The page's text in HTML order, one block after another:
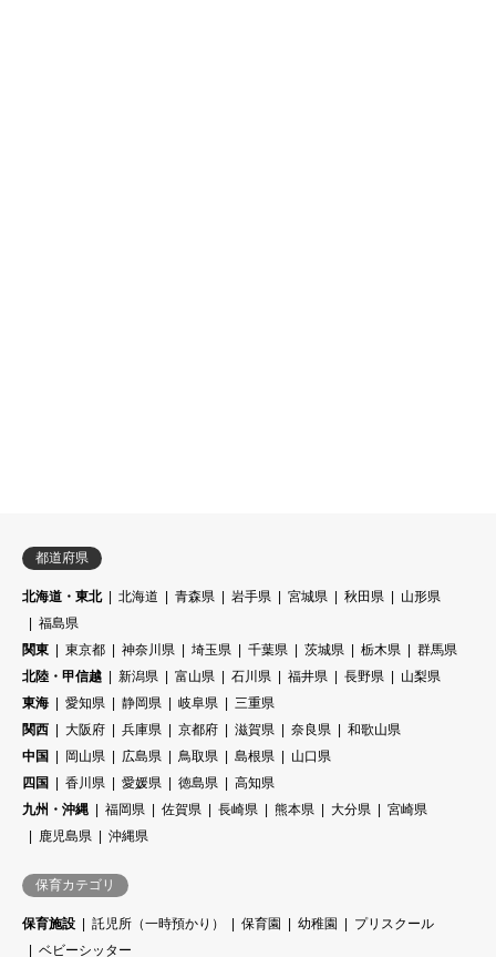
都道府県
北海道・東北 北海道 青森県 岩手県 宮城県 秋田県
山形県
福島県
関東
東京都 神奈川県 埼玉県 千葉県 茨城県 栃木県
群馬県
北陸・甲信越
新潟県 富山県 石川県 福井県 長野県
山梨県
東海
愛知県 静岡県 岐阜県
三重県
関西
大阪府 兵庫県 京都府 滋賀県 奈良県
和歌山県
中国
岡山県 広島県 鳥取県 島根県
山口県
四国
香川県 愛媛県 徳島県
高知県
九州・沖縄
福岡県 佐賀県 長崎県 熊本県 大分県
宮崎県
鹿児島県
沖縄県
保育カテゴリ
保育施設 託児所（一時預かり） 保育園 幼稚園
プリスクール
ベビーシッター